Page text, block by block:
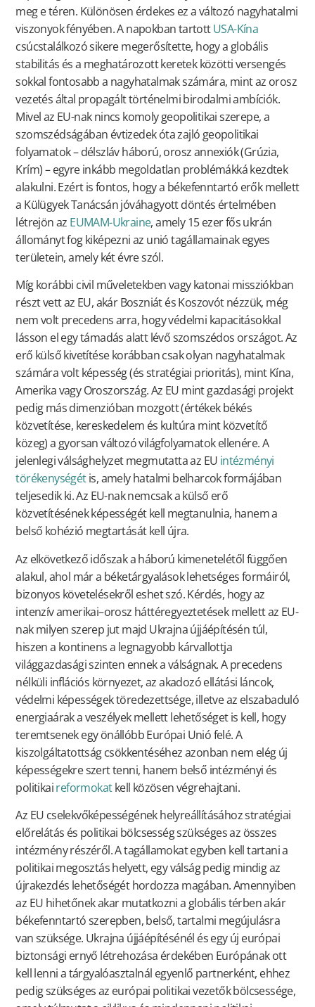
meg e téren. Különösen érdekes ez a változó nagyhatalmi
viszonyok fényében. A napokban tartottUSA-Kína
csúcstalálkozó sikere megerősítette, hogy a globális
stabilitás és a meghatározott keretek közötti versengés
sokkal fontosabb a nagyhatalmak számára, mint az orosz
vezetés által propagált történelmi birodalmi ambíciók.
Mivel az EU-nak nincs komoly geopolitikai szerepe, a
szomszédságában évtizedek óta zajló geopolitikai
folyamatok – délszláv háború, orosz annexiók (Grúzia,
Krím) – egyre inkább megoldatlan problémákká kezdtek
alakulni. Ezért is fontos, hogy a békefenntartó erők mellett
a Külügyek Tanácsán jóváhagyott döntés értelmében
létrejön az EUMAM-Ukraine, amely 15 ezer fős ukrán
állományt fog kiképezni az unió tagállamainak egyes
területein, amely két évre szól.
Míg korábbi civil műveletekben vagy katonai missziókban
részt vett az EU, akár Boszniát és Koszovót nézzük, még
nem volt precedens arra, hogy védelmi kapacitásokkal
lásson el egy támadás alatt lévő szomszédos országot. Az
erő külső kivetítése korábban csak olyan nagyhatalmak
számára volt képesség (és stratégiai prioritás), mint Kína,
Amerika vagy Oroszország. Az EU mint gazdasági projekt
pedig más dimenzióban mozgott (értékek békés
közvetítése, kereskedelem és kultúra mint közvetítő
közeg) a gyorsan változó világfolyamatok ellenére. A
jelenlegi válsághelyzet megmutatta az EU intézményi
törékenységétis, amely hatalmi belharcok formájában
teljesedik ki. Az EU-nak nemcsak a külső erő
közvetítésének képességét kell megtanulnia, hanem a
belső kohézió megtartását kell újra.
Az elkövetkező időszak a háború kimenetelétől függően
alakul, ahol már a béketárgyalások lehetséges formáiról,
bizonyos követelésekről eshet szó. Kérdés, hogy az
intenzív amerikai–orosz háttéregyeztetések mellett az EU-
nak milyen szerep jut majd Ukrajna újjáépítésén túl,
hiszen a kontinens a legnagyobb kárvallottja
világgazdasági szinten ennek a válságnak. A precedens
nélküli inflációs környezet, az akadozó ellátási láncok,
védelmi képességek töredezettsége, illetve az elszabaduló
energiaárak a veszélyek mellett lehetőséget is kell, hogy
teremtsenek egy önállóbb Európai Unió felé. A
kiszolgáltatottság csökkentéséhez azonban nem elég új
képességekre szert tenni, hanem belső intézményi és
politikaireformokatkell közösen végrehajtani.
Az EU cselekvőképességének helyreállításához stratégiai
előrelátás és politikai bölcsesség szükséges az összes
intézmény részéről. A tagállamokat egyben kell tartani a
politikai megosztás helyett, egy válság pedig mindig az
újrakezdés lehetőségét hordozza magában. Amennyiben
az EU hihetőnek akar mutatkozni a globális térben akár
békefenntartó szerepben, belső, tartalmi megújulásra
van szüksége. Ukrajna újjáépítésénél és egy új európai
biztonsági ernyő létrehozása érdekében Európának ott
kell lenni a tárgyalóasztalnál egyenlő partnerként, ehhez
pedig szükséges az európai politikai vezetők bölcsessége,